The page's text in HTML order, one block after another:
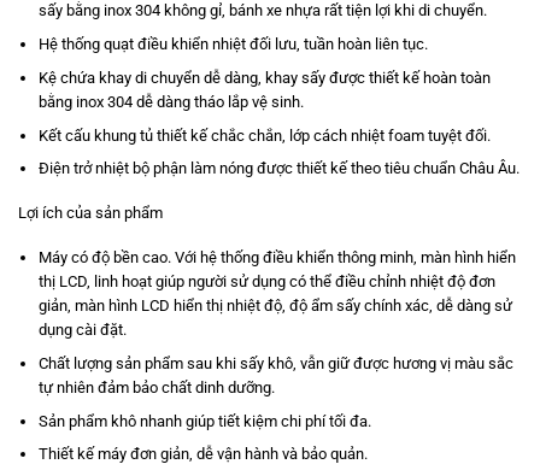
sấy bằng inox 304 không gỉ, bánh xe nhựa rất tiện lợi khi di chuyển.
Hệ thống quạt điều khiển nhiệt đối lưu, tuần hoàn liên tục.
Kệ chứa khay di chuyển dễ dàng, khay sấy được thiết kế hoàn toàn
bằng inox 304 dễ dàng tháo lắp vệ sinh.
Kết cấu khung tủ thiết kế chắc chắn, lớp cách nhiệt foam tuyệt đối.
Điện trở nhiệt bộ phận làm nóng được thiết kế theo tiêu chuẩn Châu Âu.
Lợi ích của sản phẩm
Máy có độ bền cao. Với hệ thống điều khiển thông minh, màn hình hiển
thị LCD, linh hoạt giúp người sử dụng có thể điều chỉnh nhiệt độ đơn
giản, màn hình LCD hiển thị nhiệt độ, độ ẩm sấy chính xác, dễ dàng sử
dụng cài đặt.
Chất lượng sản phẩm sau khi sấy khô, vẫn giữ được hương vị màu sắc
tự nhiên đảm bảo chất dinh dưỡng.
Sản phẩm khô nhanh giúp tiết kiệm chi phí tối đa.
Thiết kế máy đơn giản, dễ vận hành và bảo quản.